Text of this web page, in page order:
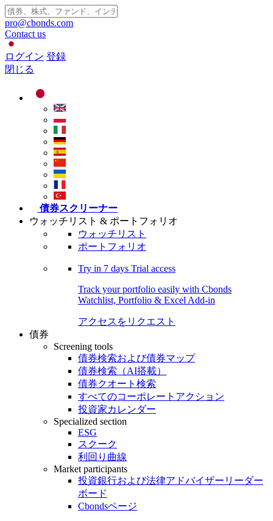
pro@cbonds.com
Contact us
ログイン 登録
閉じる
債券スクリーナー
ウォッチリスト & ポートフォリオ
ウォッチリスト
ポートフォリオ
Try in 7 days Trial access
Track your portfolio easily with Cbonds
Watchlist, Portfolio & Excel Add-in
アクセスをリクエスト
債券
Screening tools
債券検索および債券マップ
債券検索（AI搭載）
債券クオート検索
すべてのコーポレートアクション
投資家カレンダー
Specialized section
ESG
スクーク
利回り曲線
Market participants
投資銀行および法律アドバイザーリーダー
ボード
Cbondsページ